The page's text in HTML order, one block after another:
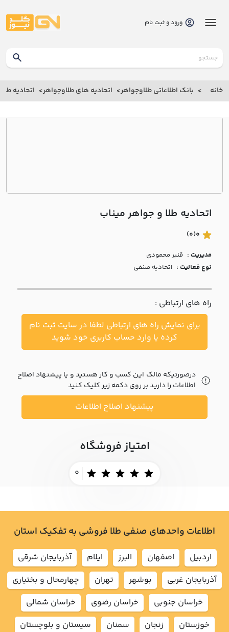
بانک
بانک
اطلاعاتی
درباره
با ما
مقالات
اخبار
پرسش
متداول
خواست
ورود و ثبت نام
خانه بانک اطلاعاتی طلاوجواهر اتحادیه های طلاوجواهر اتحادیه
اتحادیه طلا و جواهر میناب
0
(0)
مدیریت : قنبر محمودی
نوع فعالیت : اتحادیه صنفی
راه های ارتباطی :
برای نمایش راه های ارتباطی لطفا در سایت ثبت نام
کرده یا وارد حساب کاربری خود شوید
درصورتیکه مالک این کسب و کار هستید و یا پیشنهاد اصلاح
اطلاعات را دارید بر روی دکمه زیر کلیک کنید
پیشنهاد اصلاح اطلاعات
امتیاز فروشگاه
0
اطلاعات واحدهای صنفی طلا فروشی به تفکیک استان
اردبيل اصفهان البرز ايلام
آذربايجان شرقي
آذربايجان غربي
بوشهر تهران
چهارمحال و بختياري
خراسان جنوبي
خراسان رضوي
خراسان شمالي
خوزستان
زنجان سمنان
سيستان و بلوچستان